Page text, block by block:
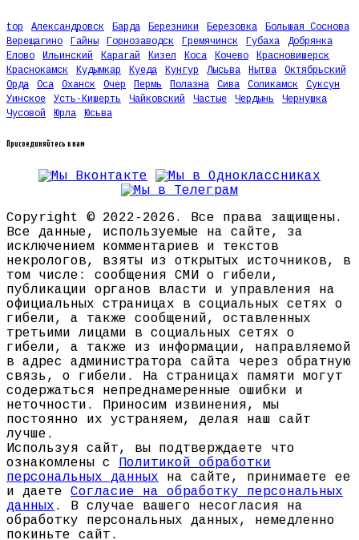
top Александровск Барда Березники Березовка
Большая Соснова
Верещагино
Гайны Горнозаводск Гремячинск Губаха
Добрянка
Елово
Ильинский Карагай Кизел Коса Кочево
Красновишерск
Краснокамск
Кудымкар Куеда Кунгур Лысьва Нытва
Октябрьский
Орда
Оса Оханск Очер Пермь Полазна Сива Соликамск
Суксун
Уинское
Усть-Кишерть Чайковский Частые Чердынь
Чернушка
Чусовой
Юрла Юсьва
Присоединяйтесь к нам
Copyright © 2022-2026. Все права защищены.
Все данные, используемые на сайте, за
исключением комментариев и текстов
некрологов, взяты из открытых источников, в
том числе: сообщения СМИ о гибели,
публикации органов власти и управления на
официальных страницах в социальных сетях о
гибели, а также сообщений, оставленных
третьими лицами в социальных сетях о
гибели, а также из информации, направляемой
в адрес администратора сайта через обратную
связь, о гибели. На страницах памяти могут
содержаться непреднамеренные ошибки и
неточности. Приносим извинения, мы
постоянно их устраняем, делая наш сайт
лучше.
Используя сайт, вы подтверждаете что
ознакомлены с Политикой обработки
персональных данных на сайте, принимаете ее
и даете Согласие на обработку персональных
данных . В случае вашего несогласия на
обработку персональных данных, немедленно
покиньте сайт.